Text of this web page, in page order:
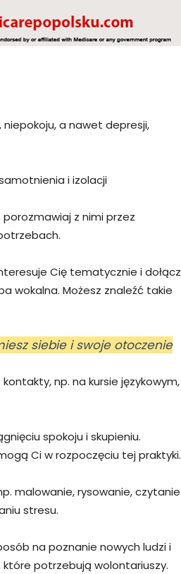
a nawet depresji,
i izolacji
z nimi przez
Cię tematycznie i dołącz
wokalna. Możesz znaleźć takie
siebie i swoje otoczenie
np. na kursie językowym,
spokoju i skupieniu.
Ci w rozpoczęciu tej praktyki.
malowanie, rysowanie, czytanie
stresu.
na poznanie nowych ludzi i
potrzebują wolontariuszy.